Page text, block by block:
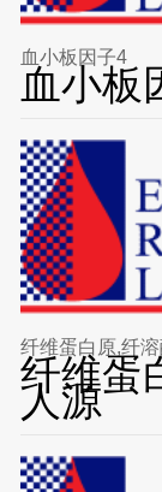
血小板因子4
血小板
纤维蛋白原,纤
纤维蛋
人源